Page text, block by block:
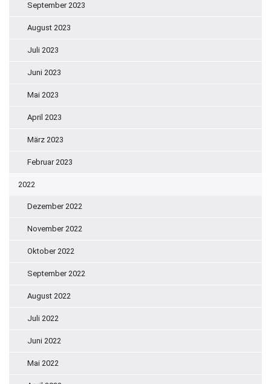
September 2023
August 2023
Juli 2023
Juni 2023
Mai 2023
April 2023
März 2023
Februar 2023
2022
Dezember 2022
November 2022
Oktober 2022
September 2022
August 2022
Juli 2022
Juni 2022
Mai 2022